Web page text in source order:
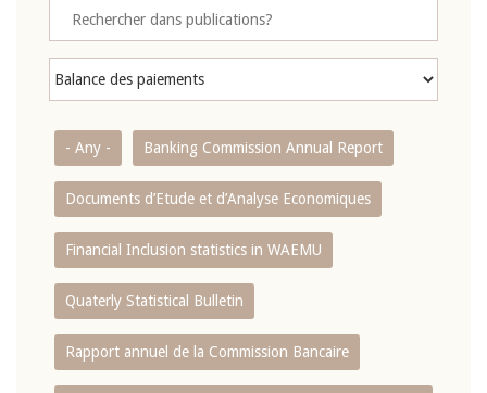
- Any - Banking Commission Annual Report
Documents d’Etude et d’Analyse Economiques
Financial Inclusion statistics in WAEMU
Quaterly Statistical Bulletin
Rapport annuel de la Commission Bancaire